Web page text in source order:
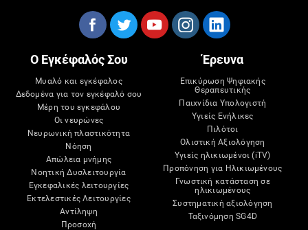
Ο Εγκέφαλός Σου
Μυαλό και εγκέφαλος
Δεδομένα για τον εγκέφαλό σου
Μέρη του εγκεφάλου
Οι νευρώνες
Νευρωνική πλαστικότητα
Νόηση
Απώλεια μνήμης
Νοητική Δυσλειτουργία
Εγκεφαλικές λειτουργίες
Εκτελεστικές Λειτουργίες
Αντίληψη
Προσοχή
Έρευνα
Επικύρωση Ψηφιακής
Θεραπευτικής
Παιχνίδια Υπολογιστή
Υγιείς Ενήλικες
Πιλότοι
Ολιστική Αξιολόγηση
Υγιείς ηλικιωμένοι (iTV)
Προπόνηση για Ηλικιωμένους
Γνωστική κατάσταση σε
ηλικιωμένους
Συστηματική αξιολόγηση
Ταξινόμηση SG4D